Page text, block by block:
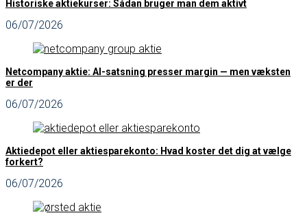
Historiske aktiekurser: Sådan bruger man dem aktivt
06/07/2026
Netcompany aktie: AI-satsning presser margin — men væksten
er der
06/07/2026
Aktiedepot eller aktiesparekonto: Hvad koster det dig at vælge
forkert?
06/07/2026